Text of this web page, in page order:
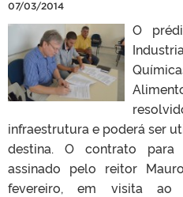
07/03/2014
O
infraestrutura e poderá ser
destina. O contrato
assinado pelo reitor
fevereiro, em visita ao